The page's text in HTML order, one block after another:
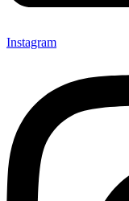
Instagram